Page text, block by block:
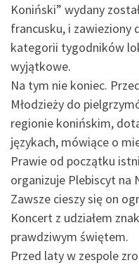
Koniński” wydany
francusku, i zawieziony
kategorii tygodników
wyjątkowe.
Na tym nie koniec.
Młodzieży do
regionie konińskim,
językach, mówiące o
Prawie od początku
organizuje Plebiscyt na
Zawsze cieszy się on
Koncert z udziałem
prawdziwym świętem.
Przed laty w zespole